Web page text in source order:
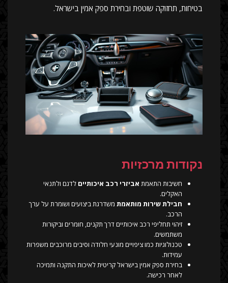
בטיחות, תחזוקה שוטפת ובחירת ספק אמין בישראל.
נקודות מרכזיות
חשיבות התאמת אביזרי רכב איכותיים לדגם ולתנאי
האקלים.
חבילת שירות מותאמת משדרגת ביצועים ושומרת על ערך
הרכב.
זיהוי תחליפי רכב איכותיים דרך תקנים, חומרים וביקורות
משתמשים.
טכנולוגיות כמו ציפויים מונעי חלודה וסיבים מרוכבים משפרות
עמידות.
בחירת ספק אמין בישראל קריטית לאיכות התקנה ותמיכה
לאחר רכישה.